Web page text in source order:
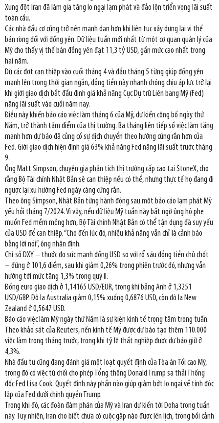
Xung đột Iran đã làm gia tăng lo ngại lạm phát và đảo lộn triển vọng lãi suất
toàn cầu.
Các nhà đầu cơ cũng trở nên mạnh dạn hơn khi liên tục xây dựng lại vị thế
bán ròng đối với đồng yên. Dữ liệu tuần mới nhất từ một cơ quan quản lý của
Mỹ cho thấy vị thế bán đồng yên đạt 11,3 tỷ USD, gần mức cao nhất trong
hai năm.
Dù các đợt can thiệp vào cuối tháng 4 và đầu tháng 5 từng giúp đồng yên
mạnh lên trong thời gian ngắn, đồng tiền này nhanh chóng chịu áp lực trở lại
khi giới giao dịch bắt đầu định giá khả năng Cục Dự trữ Liên bang Mỹ (Fed)
nâng lãi suất vào cuối năm nay.
Điều này khiến báo cáo việc làm tháng 6 của Mỹ, dự kiến công bố ngày thứ
Năm, trở thành tâm điểm của thị trường. Ba tháng liên tiếp số việc làm tăng
mạnh hơn dự báo đã củng cố sự dịch chuyển theo hướng cứng rắn hơn của
Fed. Giới giao dịch hiện định giá 63% khả năng Fed nâng lãi suất trước tháng
9.
Ông Matt Simpson, chuyên gia phân tích thị trường cấp cao tại StoneX, cho
rằng Bộ Tài chính Nhật Bản sẽ can thiệp nếu có thể, nhưng thực tế họ đang đi
ngược lại xu hướng Fed ngày càng cứng rắn.
Theo ông Simpson, Nhật Bản từng hành động sau một báo cáo lạm phát Mỹ
yếu hồi tháng 7/2024. Vì vậy, nếu dữ liệu Mỹ tuần này bất ngờ ủng hộ phe
muốn Fed mềm mỏng hơn, Bộ Tài chính Nhật Bản có thể tận dụng đà suy yếu
của USD để can thiệp. “Cho đến lúc đó, nhiều khả năng vẫn chỉ là cảnh báo
bằng lời nói”, ông nhận định.
Chỉ số DXY – thước đo sức mạnh đồng USD so với rổ sáu đồng tiền chủ chốt
– đứng ở 101,6 điểm, sau khi giảm 0,26% trong phiên trước đó, nhưng vẫn
hướng tới mức tăng 1,3% trong quý II.
Đồng euro giao dịch ở 1,14165 USD/EUR, trong khi bảng Anh ở 1,3251
USD/GBP. Đô la Australia giảm 0,15% xuống 0,6876 USD, còn đô la New
Zealand ở 0,5647 USD.
Báo cáo việc làm Mỹ ngày thứ Năm là sự kiện kinh tế trọng tâm trong tuần.
Theo khảo sát của Reuters, nền kinh tế Mỹ được dự báo tạo thêm 110.000
việc làm trong tháng trước, trong khi tỷ lệ thất nghiệp được dự báo giữ ở
4,3%.
Nhà đầu tư cũng đang đánh giá một loạt quyết định của Tòa án Tối cao Mỹ,
trong đó có việc từ chối cho phép Tổng thống Donald Trump sa thải Thống
đốc Fed Lisa Cook. Quyết định này phần nào giúp giảm bớt lo ngại về tính độc
lập của Fed dưới chính quyền Trump.
Trong khi đó, các đoàn đàm phán của Mỹ và Iran dự kiến tới Doha trong tuần
này. Tuy nhiên, Iran cho biết chưa có cuộc gặp nào được lên lịch, trong bối cảnh